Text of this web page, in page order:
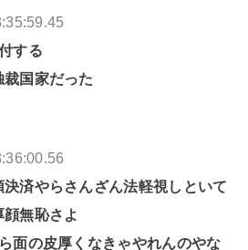
する
国家だった
済やらさんざん法軽視しといて
無恥さよ
面の皮厚くなきゃやれんのやな